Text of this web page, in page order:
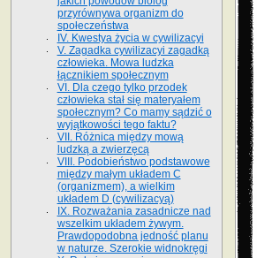
przyrównywa organizm do
społeczeństwa
IV. Kwestya życia w cywilizacyi
V. Zagadka cywilizacyi zagadką
człowieka. Mowa ludzka
łącznikiem społecznym
VI. Dla czego tylko przodek
człowieka stał się materyałem
społecznym? Co mamy sądzić o
wyjątkowości tego faktu?
VII. Różnica między mową
ludzką a zwierzęcą
VIII. Podobieństwo podstawowe
między małym układem C
(organizmem), a wielkim
układem D (cywilizacyą)
IX. Rozważania zasadnicze nad
wszelkim układem żywym.
Prawdopodobna jedność planu
w naturze. Szerokie widnokręgi